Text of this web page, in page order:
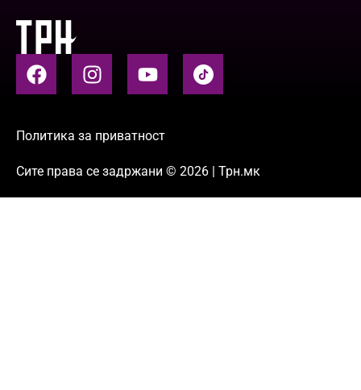
Политика за приватност
Сите права се задржани © 2026 | Трн.мк